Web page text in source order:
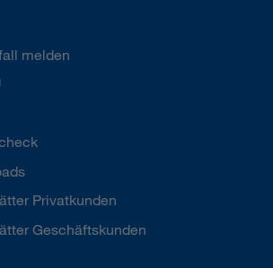
melden
Privatkunden
Geschäftskunden